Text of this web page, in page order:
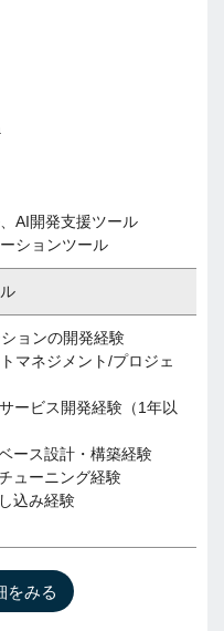
AI開発支援ツール
ションツール
ョンの開発経験
マネジメント/プロジェ
ービス開発経験（1年以
ース設計・構築経験
ューニング経験
込み経験
をみる